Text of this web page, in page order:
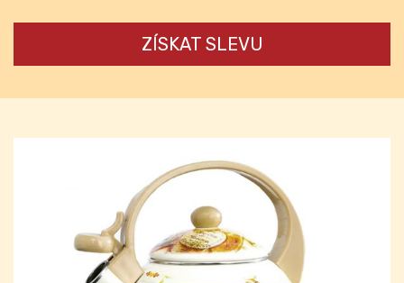
ZÍSKAT SLEVU